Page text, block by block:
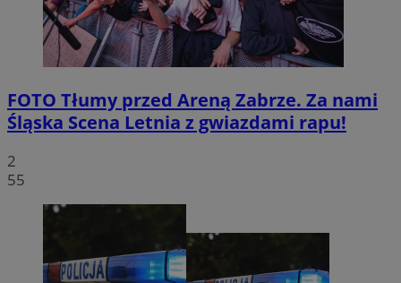
FOTO Tłumy przed Areną Zabrze. Za nami
Śląska Scena Letnia z gwiazdami rapu!
2
55